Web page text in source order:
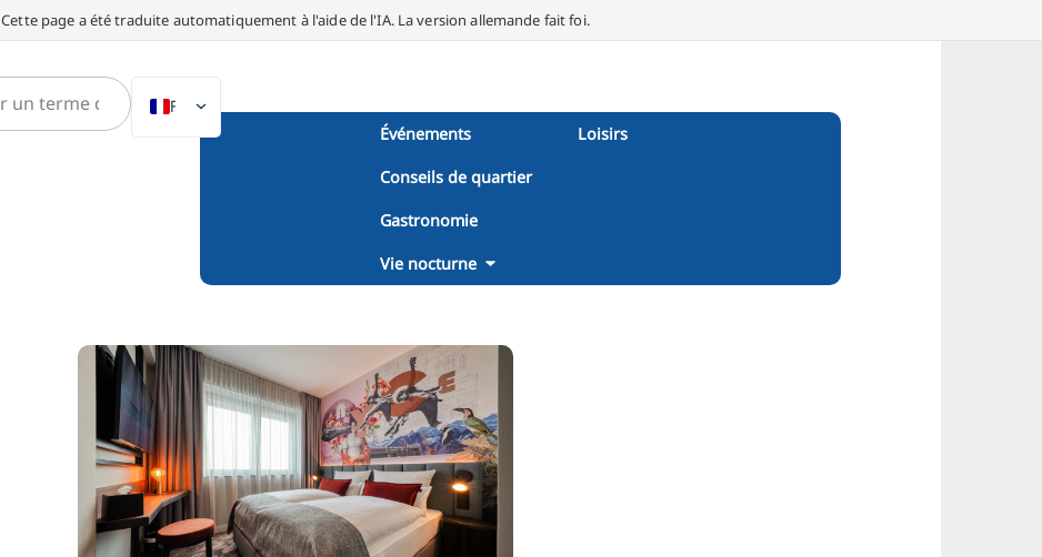
Cette page a été traduite automatiquement à l'aide de l'IA. La version allemande fait foi.
DE
DA
SV
PT
TR
RU
FI
Événements Loisirs
Conseils de quartier
Gastronomie
Vie nocturne